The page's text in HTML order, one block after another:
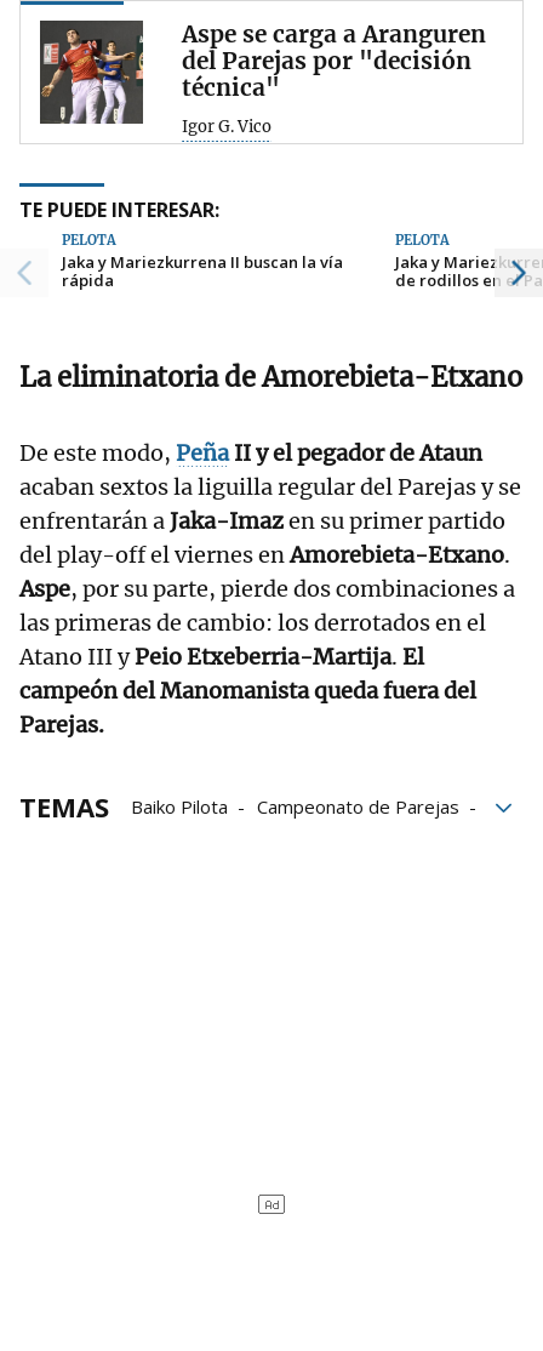
Aspe se carga a Aranguren
del Parejas por "decisión
técnica"
Igor G. Vico
TE PUEDE INTERESAR:
PELOTA
Jaka y Mariezkurrena II buscan la vía
rápida
PELOTA
Jaka y
de rodillos en el
La eliminatoria de Amorebieta-Etxano
De este modo, PeñaII y el pegador de Ataun
acaban sextos la liguilla regular del Parejas y se
enfrentarán a Jaka-Imazen su primer partido
del play-off el viernes enAmorebieta-Etxano.
Aspe, por su parte, pierde dos combinaciones a
las primeras de cambio: los derrotados en el
Atano III yPeio Etxeberria-Martija. El
campeón del Manomanista queda fuera del
Parejas.
TEMAS Baiko Pilota
Campeonato de Parejas